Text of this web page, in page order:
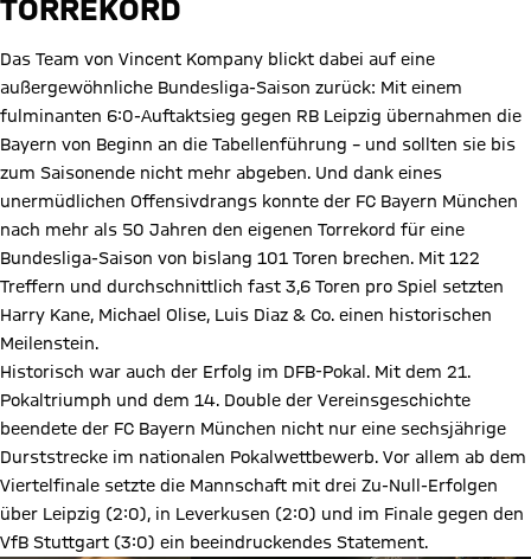
TORREKORD
Das Team von Vincent Kompany blickt dabei auf eine
außergewöhnliche Bundesliga-Saison zurück: Mit einem
fulminanten 6:0-Auftaktsieg gegen RB Leipzig übernahmen die
Bayern von Beginn an die Tabellenführung – und sollten sie bis
zum Saisonende nicht mehr abgeben. Und dank eines
unermüdlichen Offensivdrangs konnte der FC Bayern München
nach mehr als 50 Jahren den eigenen Torrekord für eine
Bundesliga-Saison von bislang 101 Toren brechen. Mit 122
Treffern und durchschnittlich fast 3,6 Toren pro Spiel setzten
Harry Kane, Michael Olise, Luis Diaz & Co. einen historischen
Meilenstein.
Historisch war auch der Erfolg im DFB-Pokal. Mit dem 21.
Pokaltriumph und dem 14. Double der Vereinsgeschichte
beendete der FC Bayern München nicht nur eine sechsjährige
Durststrecke im nationalen Pokalwettbewerb. Vor allem ab dem
Viertelfinale setzte die Mannschaft mit drei Zu-Null-Erfolgen
über Leipzig (2:0), in Leverkusen (2:0) und im Finale gegen den
VfB Stuttgart (3:0) ein beeindruckendes Statement.